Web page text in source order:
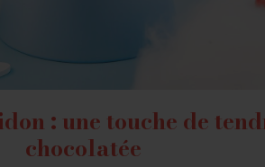
: une touche de
chocolatée